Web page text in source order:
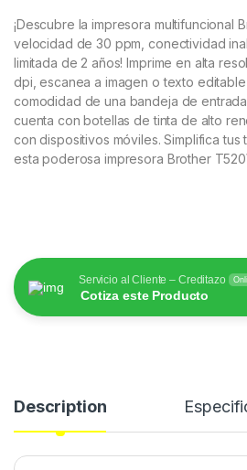
¡Descubre la impresora multifuncional
velocidad de 30 ppm, conectividad
limitada de 2 años! Imprime en alta
dpi, escanea a imagen o texto
comodidad de una bandeja de entrada
cuenta con botellas de tinta de alto
con dispositivos móviles. Simplifica
esta poderosa impresora Brother
Servicio al Cliente – Creditazo
Cotiza este Producto
Description